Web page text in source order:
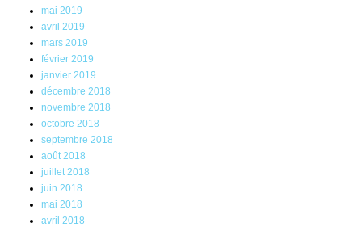
mai 2019
avril 2019
mars 2019
février 2019
janvier 2019
décembre 2018
novembre 2018
octobre 2018
septembre 2018
août 2018
juillet 2018
juin 2018
mai 2018
avril 2018